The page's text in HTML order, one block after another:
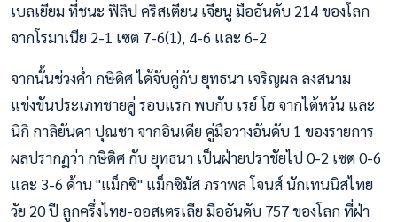
เบลเยียม ที่ชนะ ฟิลิป คริสเตียน เจียนู มืออันดับ 214 ของโลก
จากโรมาเนีย 2-1 เซต 7-6(1), 4-6 และ 6-2
จากนั้นช่วงค่ำ กษิดิศ ได้จับคู่กับ ยุทธนา เจริญผล ลงสนาม
แข่งขันประเภทชายคู่ รอบแรก พบกับ เรย์ โฮ จากไต้หวัน และ
นิกิ กาลิยันดา ปุณชา จากอินเดีย คู่มือวางอันดับ 1 ของรายการ
ผลปรากฏว่า กษิดิศ กับ ยุทธนา เป็นฝ่ายปราชัยไป 0-2 เซต 0-6
และ 3-6 ด้าน "แม็กซิ" แม็กซิมัส ภราพล โจนส์ นักเทนนิสไทย
วัย 20 ปี ลูกครึ่งไทย-ออสเตรเลีย มืออันดับ 757 ของโลก ที่ฝ่า